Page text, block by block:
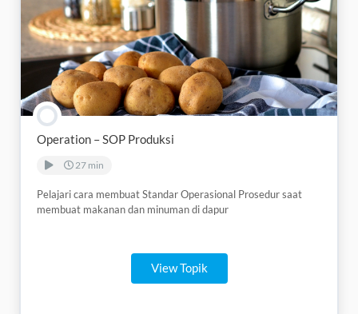
Operation – SOP Produksi
27 min
Pelajari cara membuat Standar Operasional Prosedur saat
membuat makanan dan minuman di dapur
View Topik